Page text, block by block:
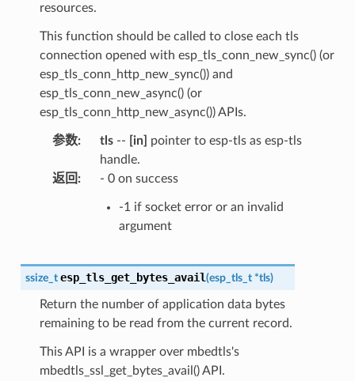
resources.
This function should be called to close each tls
connection opened with esp_tls_conn_new_sync() (or
esp_tls_conn_http_new_sync()) and
esp_tls_conn_new_async() (or
esp_tls_conn_http_new_async()) APIs.
参数: tls-- [in]
pointer to esp-tls as esp-tls
handle.
返回 : - 0 on success
-1 if socket error or an invalid
argument
ssize_t esp_tls_get_bytes_avail(esp_tls_t *tls)
Return the number of application data bytes
remaining to be read from the current record.
This API is a wrapper over mbedtls's
mbedtls_ssl_get_bytes_avail() API.